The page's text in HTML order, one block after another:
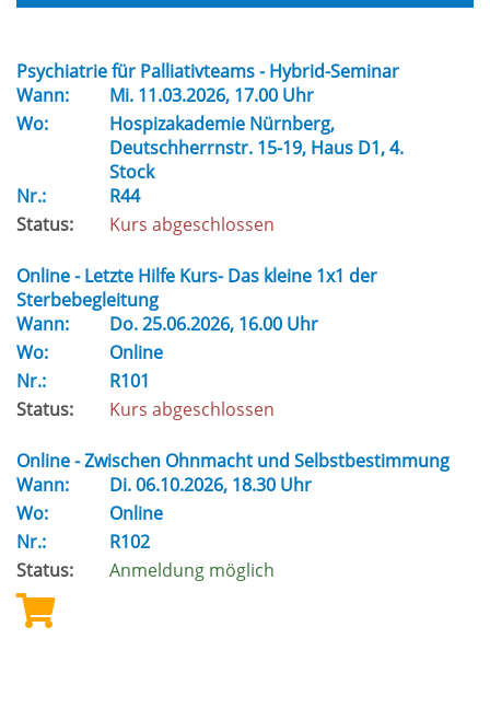
Psychiatrie für Palliativteams - Hybrid-Seminar
Wann:
Mi. 11.03.2026, 17.00 Uhr
Wo:
Hospizakademie Nürnberg,
Deutschherrnstr. 15-19, Haus D1, 4.
Stock
Nr.:
R44
Status:
Kurs abgeschlossen
Online - Letzte Hilfe Kurs- Das kleine 1x1 der
Sterbebegleitung
Wann:
Do.25.06.2026, 16.00 Uhr
Wo:
Online
Nr.:
R101
Status:
Kurs abgeschlossen
Online - Zwischen Ohnmacht und Selbstbestimmung
Wann:
Di.06.10.2026, 18.30 Uhr
Wo:
Online
Nr.:
R102
Status:
Anmeldung möglich